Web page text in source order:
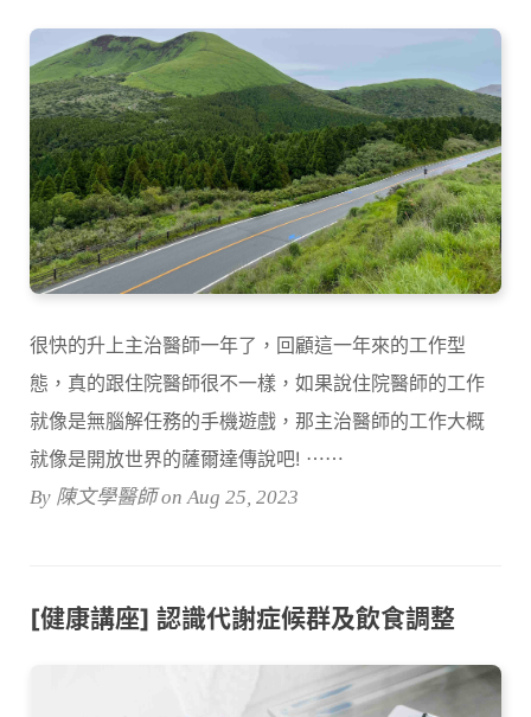
很快的升上主治醫師一年了，回顧這一年來的工作型
態，真的跟住院醫師很不一樣，如果說住院醫師的工作
就像是無腦解任務的手機遊戲，那主治醫師的工作大概
就像是開放世界的薩爾達傳說吧! ⋯⋯
By 陳文學醫師 on Aug 25, 2023
[健康講座] 認識代謝症候群及飲食調整